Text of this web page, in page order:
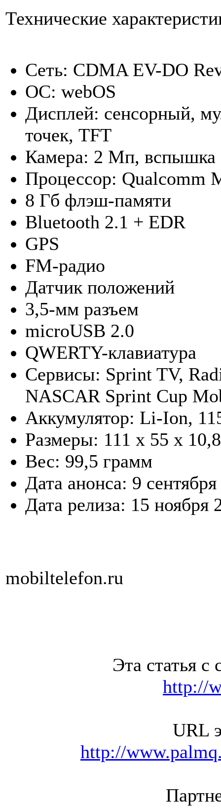
Технические
Сеть: CDMA EV-DO
ОС: webOS
Дисплей: сенсорный,
точек, TFT
Камера: 2 Мп, вспышка
Процессор: Qualcomm
8 Гб флэш-памяти
Bluetooth 2.1 + EDR
GPS
FM-радио
Датчик положений
3,5-мм разъем
microUSB 2.0
QWERTY-клавиатура
Сервисы: Sprint TV,
NASCAR Sprint Cup
Аккумулятор: Li-Ion,
Размеры: 111 х 55 х
Вес: 99,5 грамм
Дата анонса: 9
Дата релиза: 15 ноября
mobiltelefon.ru
Эта статья с
http://
URL
http://